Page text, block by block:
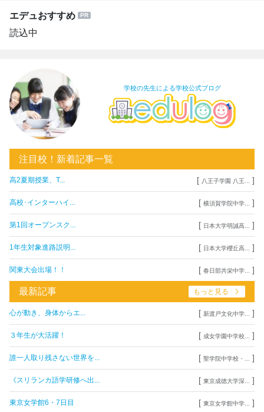
エデュおすすめ
読込中
学校の先生による学校公式ブログ
注目校！新着記事一覧
高2夏期授業、T... [ 八王子学園 八王... ]
高校･インターハイ... [ 横須賀学院中学... ]
第1回オープンスク... [ 日本大学明誠高... ]
1年生対象進路説明... [ 日本大学櫻丘高... ]
関東大会出場！！ [ 春日部共栄中学... ]
最新記事 もっと見る
心が動き、身体からエ... [ 新渡戸文化中学... ]
３年生が大活躍！ [ 成女学園中学校... ]
誰一人取り残さない世界を... [ 聖学院中学校・... ]
《スリランカ語学研修へ出... [ 東京成徳大学深... ]
東京女学館6・7日目 [ 東京女学館中学... ]